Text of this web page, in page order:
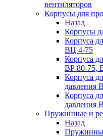
вентиляторов
Корпусы для
Назад
Корпусы
Корпуса
ВЦ 4-75
Корпуса
ВР 80-75,
Корпуса
давления
Корпуса
давления
Пружинные и
Назад